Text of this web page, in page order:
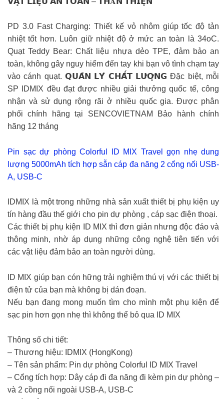
PD 3.0 Fast Charging: Thiết kế vỏ nhôm giúp tốc độ tản
nhiệt tốt hơn. Luôn giữ nhiệt độ ở mức an toàn là 34oC.
Quạt Teddy Bear: Chất liệu nhựa dẻo TPE, đảm bảo an
toàn, không gây nguy hiểm đến tay khi bạn vô tình chạm tay
vào cánh quạt. 𝗤𝗨𝗔̉𝗡 𝗟𝗬́ 𝗖𝗛𝗔̂́𝗧 𝗟𝗨̛𝗢̛̣𝗡𝗚 Đặc biệt, mỗi
SP IDMIX đều đạt được nhiều giải thưởng quốc tế, công
nhận và sử dụng rộng rãi ở nhiều quốc gia. Được phân
phối chính hãng tại SENCOVIETNAM Bảo hành chính
hãng 12 tháng
Pin sạc dự phòng Colorful ID MIX Travel gọn nhẹ dung
lượng 5000mAh tích hợp sẵn cáp đa năng 2 cổng nối USB-
A, USB-C
IDMIX là một trong những nhà sản xuất thiết bị phụ kiện uy
tín hàng đầu thế giới cho pin dự phòng , cáp sạc điện thoại.
Các thiết bị phụ kiện ID MIX thì đơn giản nhưng độc đáo và
thông minh, nhờ áp dụng những công nghệ tiên tiến với
các vật liệu đảm bảo an toàn người dùng.
ID MIX giúp bạn cón hững trải nghiệm thú vị với các thiết bị
điện tử của bạn mà không bị dán đoạn.
Nếu bạn đang mong muốn tìm cho mình một phụ kiện để
sạc pin hơn gọn nhẹ thì không thể bỏ qua ID MIX
Thông số chi tiết:
– Thương hiệu: IDMIX (HongKong)
– Tên sản phẩm: Pin dự phòng Colorful ID MIX Travel
– Cổng tích hợp: Dây cáp đi đa năng đi kèm pin dự phòng –
và 2 cồng nối ngoài USB-A, USB-C